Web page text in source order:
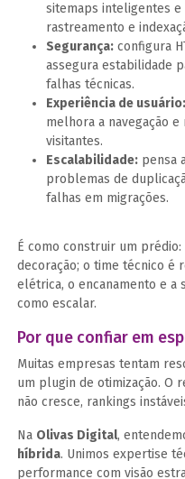
sitemaps inteligentes
rastreamento e
Segurança: configura
assegura estabilidade
falhas técnicas.
Experiência de usuário:
melhora a navegação
visitantes.
Escalabilidade: pensa
problemas de
falhas em migrações.
É como construir um
decoração; o time técnico é
elétrica, o encanamento e a
como escalar.
Por que confiar em
Muitas empresas tentam
um plugin de otimização. O
não cresce, rankings
Na Olivas Digital,
híbrida. Unimos expertise
performance com visão